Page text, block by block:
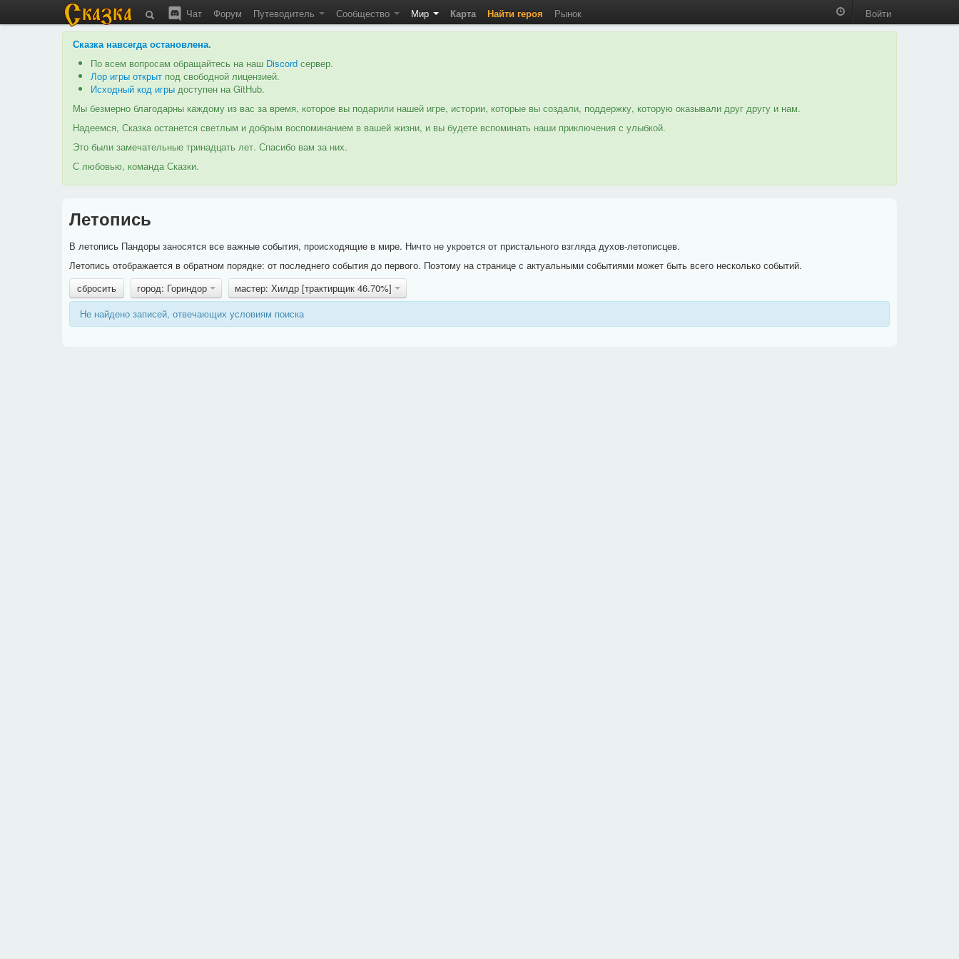
Чат Форум Путеводитель Сообщество Мир Карта Найти героя Рынок Войти
Сказка навсегда остановлена.
По всем вопросам обращайтесь на наш Discord сервер.
Лор игры открыт под свободной лицензией.
Исходный код игры доступен на GitHub.
Мы безмерно благодарны каждому из вас за время, которое вы подарили нашей игре, истории, которые вы создали, поддержку, которую оказывали друг другу и нам.
Надеемся, Сказка останется светлым и добрым воспоминанием в вашей жизни, и вы будете вспоминать наши приключения с улыбкой.
Это были замечательные тринадцать лет. Спасибо вам за них.
С любовью, команда Сказки.
Летопись
В летопись Пандоры заносятся все важные события, происходящие в мире. Ничто не укроется от пристального взгляда духов-летописцев.
Летопись отображается в обратном порядке: от последнего события до первого. Поэтому на странице с актуальными событиями может быть всего несколько событий.
сбросить
город: Гориндор
мастер: Хилдр [трактирщик 46.70%]
Не найдено записей, отвечающих условиям поиска